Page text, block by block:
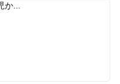
ね。 土曜日に行ったので